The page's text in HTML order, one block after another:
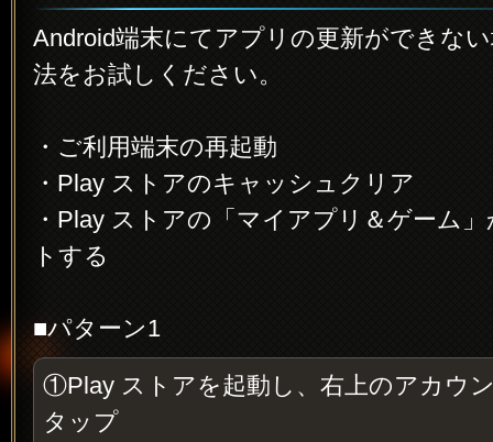
Android端末にてアプリの更新ができな
法をお試しください。
・ご利用端末の再起動
・Play ストアのキャッシュクリア
・Play ストアの「マイアプリ＆ゲーム
トする
■パターン1
①Play ストアを起動し、右上のアカウ
タップ